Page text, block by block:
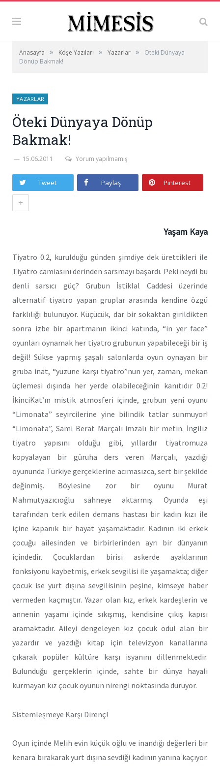
Anasayfa » Köşe Yazıları » Yazarlar »
Öteki Dünyaya
Dönüp Bakmak!
YAZARLAR
Öteki Dünyaya Dönüp
Bakmak!
15.06.2011 Yorum yapılmamış
Tweet Paylaş Pinterest
+
Yaşam Kaya
Tiyatro 0.2, kurulduğu günden şimdiye dek ürettikleri ile
Tiyatro camiasını derinden sarsmayı başardı. Peki neydi bu
denli sarsıcı güç? Grubun İstiklal Caddesi üzerinde
alternatif tiyatro yapan gruplar arasında kendine özgü
farklılığı bulunuyor. Küçücük, dar bir sokaktan girildikten
sonra izbe bir apartmanın ikinci katında, “in yer face”
oyunları oynamak her tiyatro grubunun yapabileceği bir iş
değil! Sükse yapmış şaşalı salonlarda oyun oynayan bir
gruba inat, “yüzüne karşı tiyatro”nun yer, zaman, mekan
üçlemesi dışında her yerde olabileceğinin kanıtıdır 0.2!
İkinciKat’ın mistik atmosferi içinde, grubun yeni oyunu
“Limonata” seyircilerine yine bilindik tatlar sunmuyor!
“Limonata”, Sami Berat Marçalı imzalı bir metin. İngiliz
tiyatro yapısını olduğu gibi, yıllardır tiyatromuza
kopyalayan bir güruha ders veren Marçalı, yazdığı
oyununda Türkiye gerçeklerine acımasızca, sert bir şekilde
değinmiş. Böylesine zor bir oyunu Murat
Mahmutyazıcıoğlu sahneye aktarmış. Oyunda eşi
tarafından terk edilen demans hastası bir kadın kızı ile
içine kapanık bir hayat yaşamaktadır. Kadının iki erkek
çocuğu ailesinden ve birbirlerinden ayrı bir dünyanın
içindedir. Çocuklardan birisi askerde ayaklarının
fonksiyonu kaybetmiş, erkek sevgilisi ile yaşamakta; diğer
çocuk ise yurt dışına sevgilisinin peşine, kimseye haber
vermeden kaçmıştır. Yazar olan kız, erkek kardeşlerin ve
annenin yaşamı içinde sıkışmış, kendisine çıkış kapısı
aramaktadır. Aileyi dengeleyen kız çocuk ödül alan bir
yazardır ve yazdığı kitap için televizyon kanallarına
çıkarak popüler kültüre karşı isyanını dillenmektedir.
Bulunduğu gerçeklerin içinde, sahte bir dünya hayali
kurmayan kız çocuk oyunun nirengi noktasında duruyor.
Sistemleşmeye Karşı Direnç!
Oyun içinde Melih evin küçük oğlu ve inandığı değerleri bir
kenara bırakarak yurt dışına sevdiği kadının yanına kaçıyor.